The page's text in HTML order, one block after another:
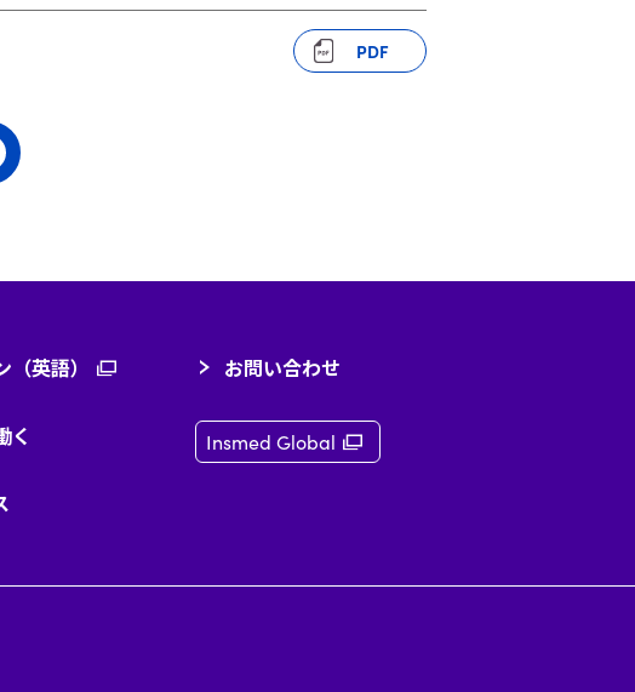
PDF
英語） （新規ウィンドウで開きます）
く
お問い合わせ
Insmed Global （新規ウィンドウで開きます）